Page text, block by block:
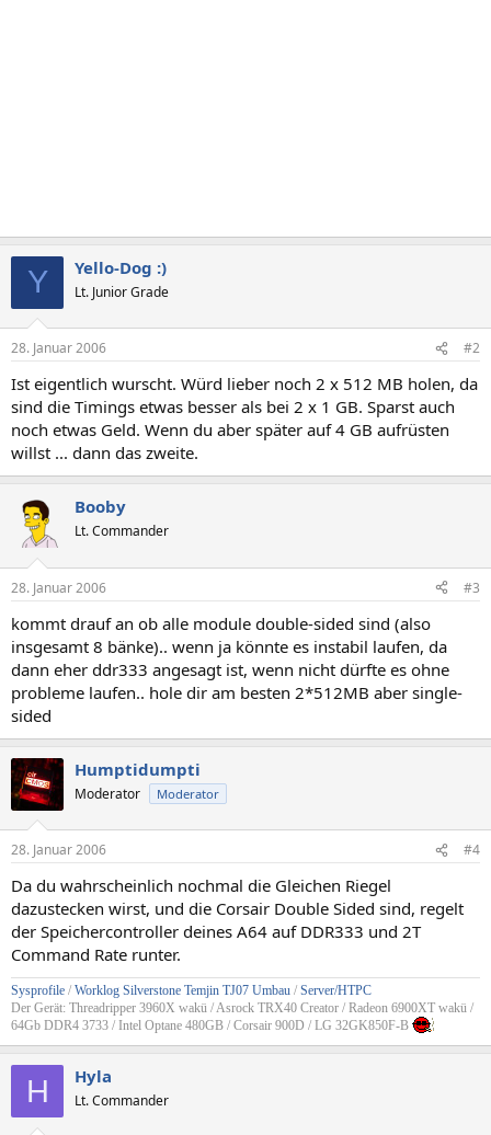
Y Yello-Dog :)
Lt. Junior Grade
28. Januar 2006 #2
Ist eigentlich wurscht. Würd lieber noch 2 x 512 MB holen, da
sind die Timings etwas besser als bei 2 x 1 GB. Sparst auch
noch etwas Geld. Wenn du aber später auf 4 GB aufrüsten
willst ... dann das zweite.
Booby
Lt. Commander
28. Januar 2006 #3
kommt drauf an ob alle module double-sided sind (also
insgesamt 8 bänke).. wenn ja könnte es instabil laufen, da
dann eher ddr333 angesagt ist, wenn nicht dürfte es ohne
probleme laufen.. hole dir am besten 2*512MB aber single-
sided
Humptidumpti
Moderator Moderator
28. Januar 2006 #4
Da du wahrscheinlich nochmal die Gleichen Riegel
dazustecken wirst, und die Corsair Double Sided sind, regelt
der Speichercontroller deines A64 auf DDR333 und 2T
Command Rate runter.
Sysprofile / Worklog Silverstone Temjin TJ07 Umbau / Server/HTPC
Der Gerät: Threadripper 3960X wakü / Asrock TRX40 Creator / Radeon 6900XT wakü /
64Gb DDR4 3733 / Intel Optane 480GB / Corsair 900D / LG 32GK850F-B
H Hyla
Lt. Commander